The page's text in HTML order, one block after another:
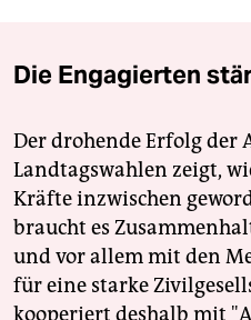
Die Engagierten
Der drohende Erfolg der
Landtagswahlen zeigt,
Kräfte inzwischen
braucht es
und vor allem mit den
für eine starke
kooperiert deshalb mit